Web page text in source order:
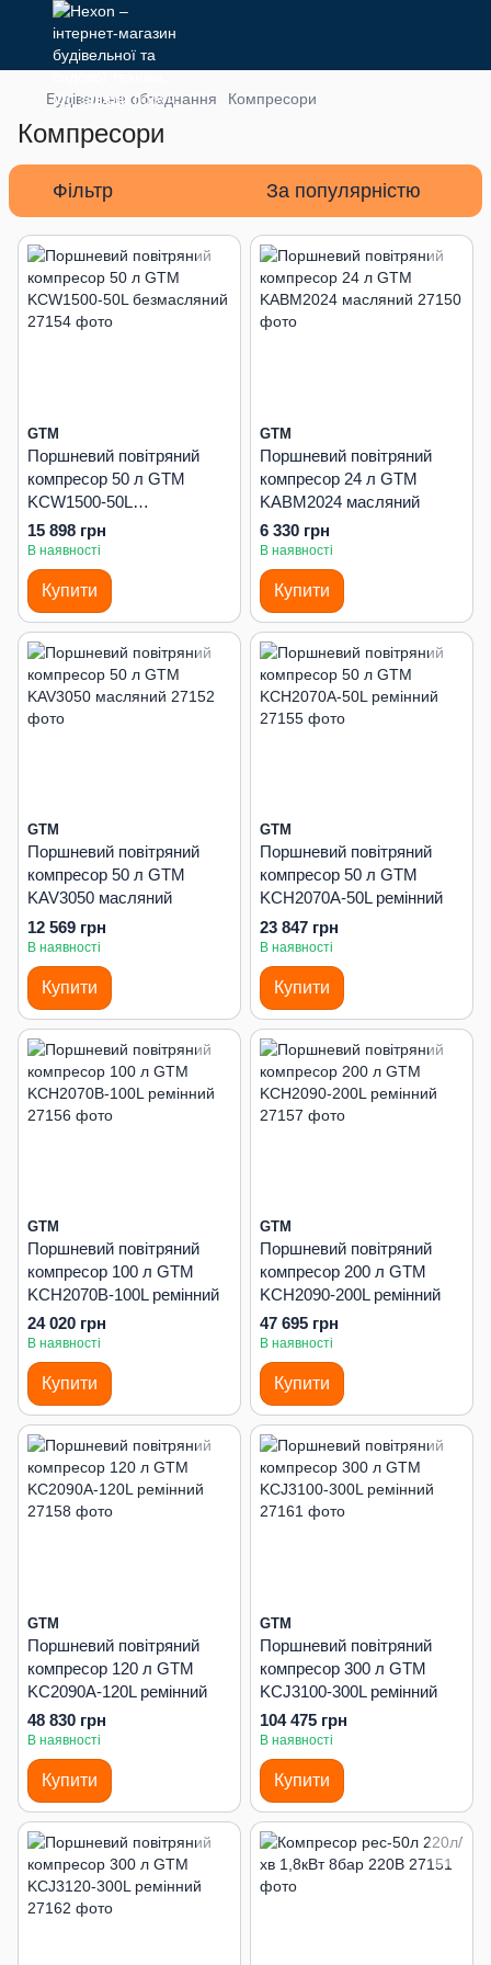
Будівельне обладнання Компресори
Компресори
Фільтр За популярністю
GTM
Поршневий повітряний
компресор 50 л GTM
KCW1500-50L
безмасляний
15 898 грн
В наявності
Купити
GTM
Поршневий повітряний
компресор 24 л GTM
KABM2024 масляний
6 330 грн
В наявності
Купити
GTM
Поршневий повітряний
компресор 50 л GTM
KAV3050 масляний
12 569 грн
В наявності
Купити
GTM
Поршневий повітряний
компресор 50 л GTM
KCH2070A-50L ремінний
23 847 грн
В наявності
Купити
GTM
Поршневий повітряний
компресор 100 л GTM
KCH2070B-100L ремінний
24 020 грн
В наявності
Купити
GTM
Поршневий повітряний
компресор 200 л GTM
KCH2090-200L ремінний
47 695 грн
В наявності
Купити
GTM
Поршневий повітряний
компресор 120 л GTM
KC2090A-120L ремінний
48 830 грн
В наявності
Купити
GTM
Поршневий повітряний
компресор 300 л GTM
KCJ3100-300L ремінний
104 475 грн
В наявності
Купити